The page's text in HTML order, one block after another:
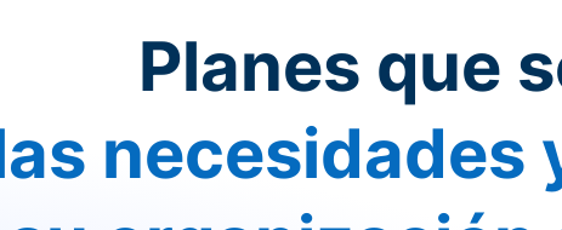
Planes que
necesidades